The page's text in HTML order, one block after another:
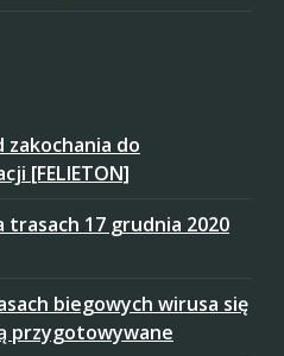
zakochania do
[FELIETON]
trasach 17 grudnia 2020
biegowych wirusa się
przygotowywane